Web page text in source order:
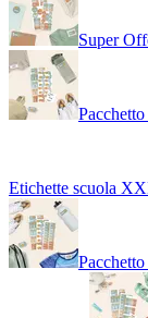
Super
Etichette scuola